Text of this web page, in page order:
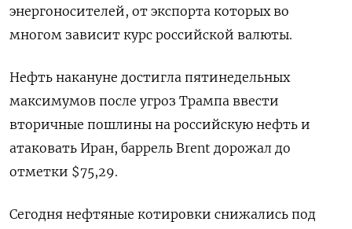
энергоносителей, от экспорта которых во
многом зависит курс российской валюты.
Нефть накануне достигла пятинедельных
максимумов после угроз Трампа ввести
вторичные пошлины на российскую нефть и
атаковать Иран, баррель Brent дорожал до
отметки $75,29.
Сегодня нефтяные котировки снижались под